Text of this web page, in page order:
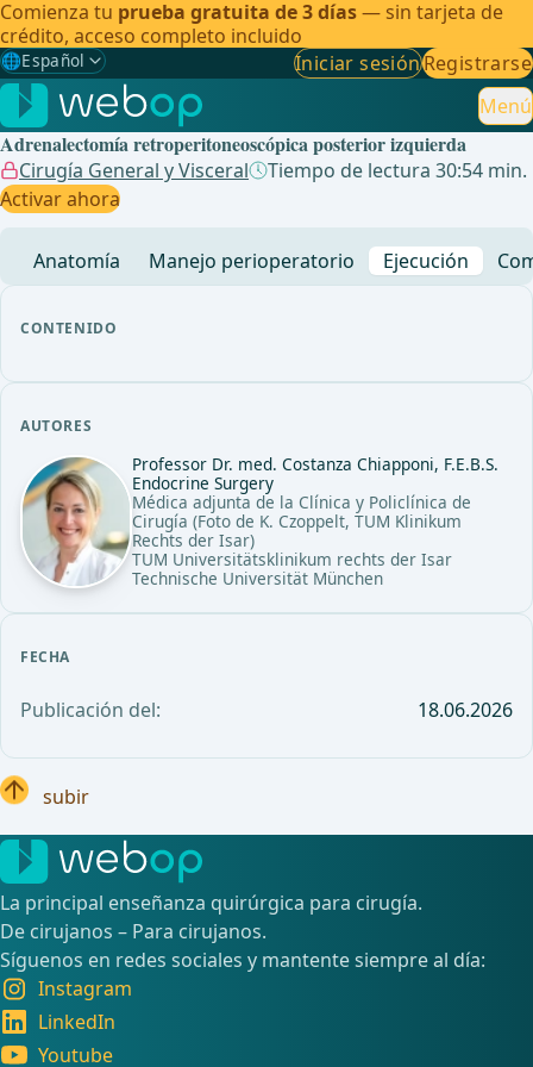
Comienza tu prueba gratuita de 3 días— sin tarjeta de
crédito, acceso completo incluido
🌐Español
Gewählte Sprache: Español
🇩🇪 Alemán
🇬🇧Inglés
🇪🇸Español
🇧🇷Brasileño
Iniciar sesiónRegistrarse
Menú
Adrenalectomía retroperitoneoscópica posterior izquierda
Cirugía General y Visceral
Tiempo de lectura 30:54 min.
Activar ahora
Anatomía Manejo perioperatorio Ejecución
CONTENIDO
AUTORES
Professor Dr. med. Costanza Chiapponi, F.E.B.S.
Endocrine Surgery
Médica adjunta de la Clínica y Policlínica de
Cirugía (Foto de K. Czoppelt, TUM Klinikum
Rechts der Isar)
TUM Universitätsklinikum rechts der Isar
Technische Universität München
FECHA
Publicación del: 18.06.2026
subir
La principal enseñanza quirúrgica para cirugía.
De cirujanos – Para cirujanos.
Síguenos en redes sociales y mantente siempre al día:
Instagram
LinkedIn
Youtube